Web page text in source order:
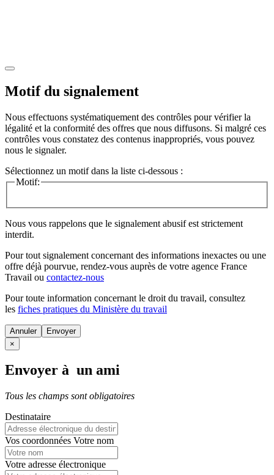
Motif du signalement
Nous effectuons systématiquement des contrôles pour vérifier la
légalité et la conformité des offres que nous diffusons. Si malgré ces
contrôles vous constatez des contenus inappropriés, vous pouvez
nous le signaler.
Sélectionnez un motif dans la liste ci-dessous :
Motif:
Nous vous rappelons que le signalement abusif est strictement
interdit.
Pour tout signalement concernant des informations inexactes ou une
offre déjà pourvue, rendez-vous auprès de votre agence France
Travail ou contactez-nous
Pour toute information concernant le droit du travail, consultez
les fiches pratiques du Ministère du travail
Annuler
×
Envoyer à un ami
Tous les champs sont obligatoires
Destinataire
Vos coordonnées Votre nom
Votre adresse électronique